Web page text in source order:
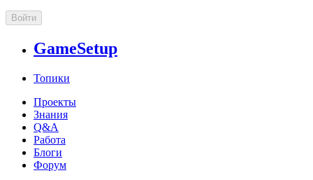
Войти
GameSetup
Топики
Проекты
Знания
Q&A
Работа
Блоги
Форум